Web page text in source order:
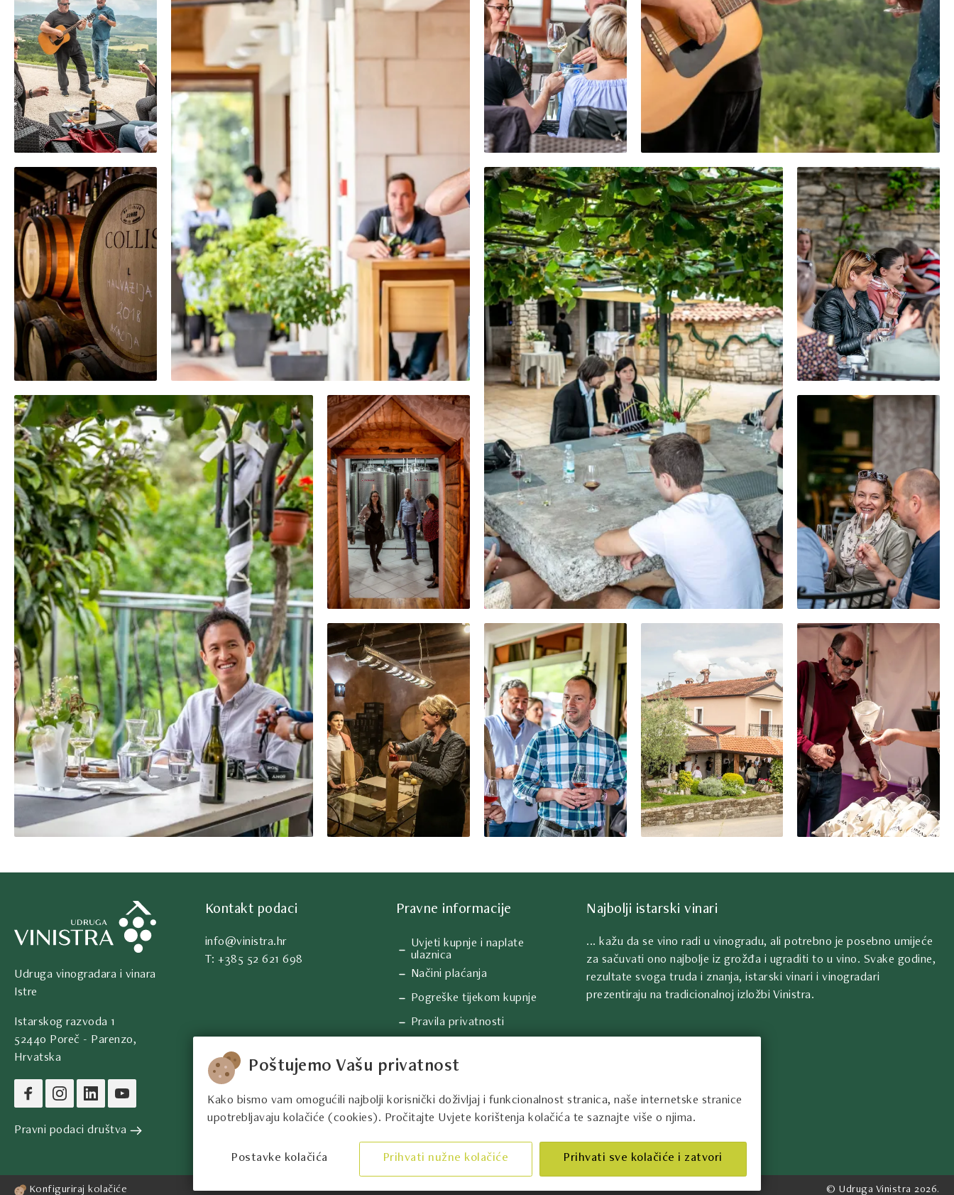
Poštujemo Vašu privatnost
Kako bismo vam omogućili najbolji korisnički doživljaj i funkcionalnost stranica, naše internetske stranice
upotrebljavaju kolačiće (cookies). Pročitajte Uvjete korištenja kolačića te saznajte više o njima.
Postavke kolačića Prihvati nužne kolačiće Prihvati sve kolačiće i zatvori
Udruga vinogradara i vinara
Istre
Istarskog razvoda 1
52440 Poreč - Parenzo,
Hrvatska
Pravni podaci društva
Kontakt podaci
info@vinistra.hr
T: +385 52 621 698
Pravne informacije
Uvjeti kupnje i naplate
ulaznica
Načini plaćanja
Pogreške tijekom kupnje
Pravila privatnosti
Upiti, prigovori i reklamacije
Informacije o kolačićima
Najbolji istarski vinari
... kažu da se vino radi u vinogradu, ali potrebno je posebno umijeće
za sačuvati ono najbolje iz grožđa i ugraditi to u vino. Svake godine,
rezultate svoga truda i znanja, istarski vinari i vinogradari
prezentiraju na tradicionalnoj izložbi Vinistra.
Konfiguriraj kolačiće © Udruga Vinistra 2026.